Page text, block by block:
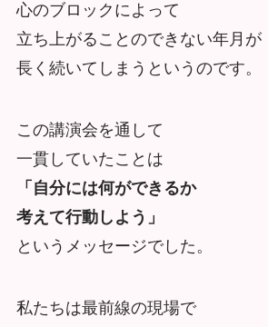
心のブロックによって
立ち上がることのできない年月が
長く続いてしまうというのです。
この講演会を通して
一貫していたことは
「自分には何ができるか
考えて行動しよう」
というメッセージでした。
私たちは最前線の現場で